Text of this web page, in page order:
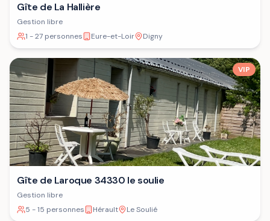
Gîte de La Hallière
Gestion libre
1 - 27 personnes
Eure-et-Loir Digny
VIP
Gîte de Laroque 34330 le soulie
Gestion libre
5 - 15 personnes
Hérault Le Soulié